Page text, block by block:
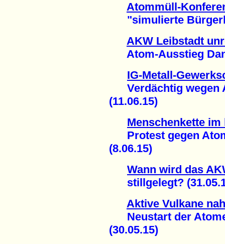
Atommüll-
"simulierte
AKW Leibstadt
Atom-Ausstieg
IG-Metall-
Verdächtig wegen
(11.06.15)
Menschenkette
Protest gegen
(8.06.15)
Wann wird das
stillgelegt?
Aktive Vulkane
Neustart der
(30.05.15)